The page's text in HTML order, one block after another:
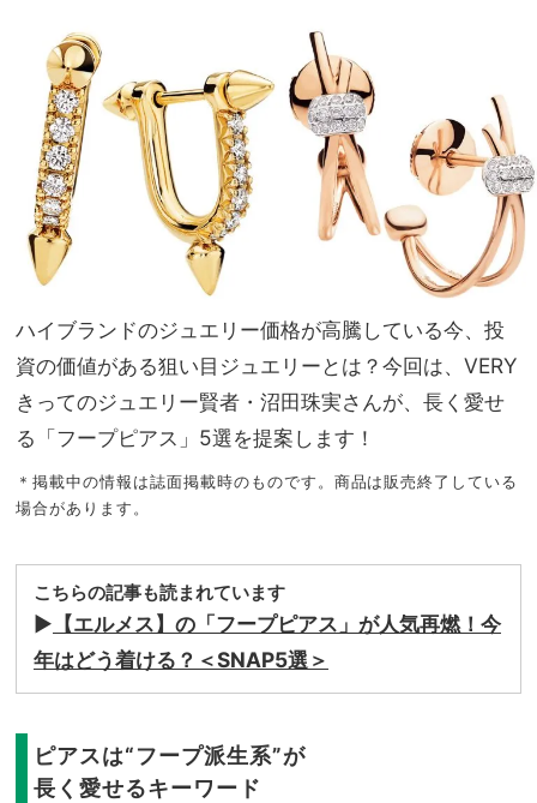
家族
旅】
を
違う
「旅
の
QOL
爆上
げア
イテ
ム」
ハイブランドのジュエリー価格が高騰している今、投
資の価値がある狙い目ジュエリーとは？今回は、VERY
きってのジュエリー賢者・沼田珠実さんが、長く愛せ
る「フープピアス」5選を提案します！
＊掲載中の情報は誌面掲載時のものです。商品は販売終了している
場合があります。
こちらの記事も読まれています
▶︎ 【エルメス】の「フープピアス」が人気再燃！今
年はどう着ける？＜SNAP5選＞
ピアスは“フープ派生系”が
長く愛せるキーワード